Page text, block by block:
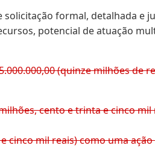
formal, detalhada e
potencial de atuação
(quinze milhões de
cento e trinta e cinco
cinco mil reais) como uma